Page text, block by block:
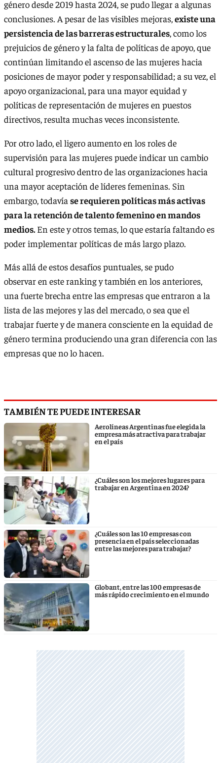
género desde 2019 hasta 2024, se pudo llegar a algunas
conclusiones. A pesar de las visibles mejoras,existe una
persistencia de las barreras estructurales, como los
prejuicios de género y la falta de políticas de apoyo, que
continúan limitando el ascenso de las mujeres hacia
posiciones de mayor poder y responsabilidad; a su vez, el
apoyo organizacional, para una mayor equidad y
políticas de representación de mujeres en puestos
directivos, resulta muchas veces inconsistente.
Por otro lado, el ligero aumento en los roles de
supervisión para las mujeres puede indicar un cambio
cultural progresivo dentro de las organizaciones hacia
una mayor aceptación de líderes femeninas. Sin
embargo, todavía se requieren políticas más activas
para la retención de talento femenino en mandos
medios. En este y otros temas, lo que estaría faltando es
poder implementar políticas de más largo plazo.
Más allá de estos desafíos puntuales, se pudo
observar en este ranking y también en los anteriores,
una fuerte brecha entre las empresas que entraron a la
lista de las mejores y las del mercado, o sea que el
trabajar fuerte y de manera consciente en la equidad de
género termina produciendo una gran diferencia con las
empresas que no lo hacen.
TAMBIÉN TE PUEDE INTERESAR
Aerolíneas Argentinas fue elegida la
empresa más atractiva para trabajar
en el país
¿Cuáles son los mejores lugares para
trabajar en Argentina en 2024?
¿Cuáles son las 10 empresas con
presencia en el país seleccionadas
entre las mejores para trabajar?
Globant, entre las 100 empresas de
más rápido crecimiento en el mundo